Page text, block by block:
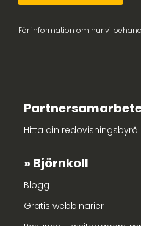
För information om hur vi
Hitta din redovisningsbyrå
Björnkoll
Blogg
Gratis webbinarier